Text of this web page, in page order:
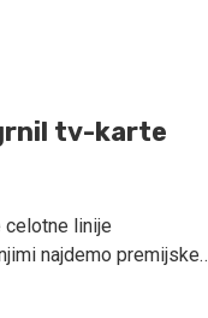
tv-karte
celotne linije
najdemo